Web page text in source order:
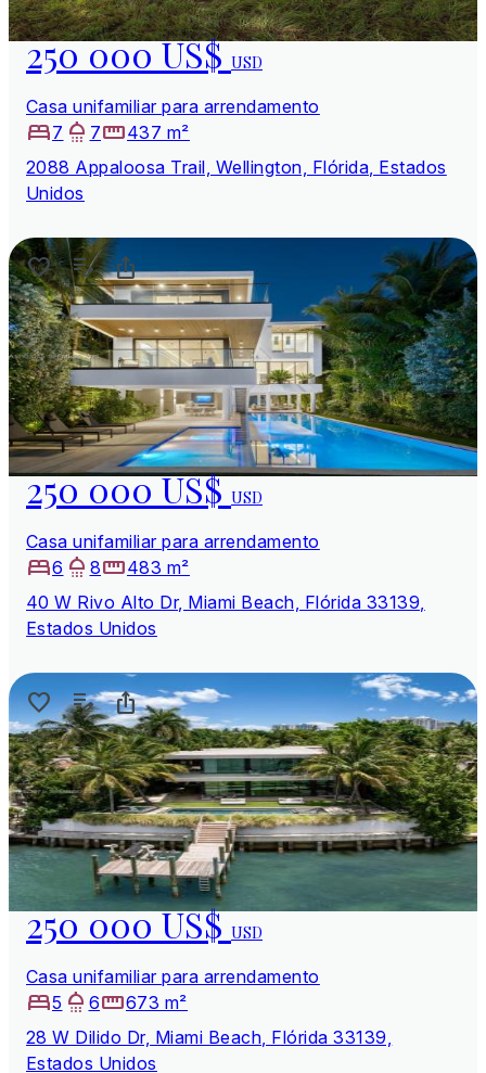
250 000 US$USD
Casa unifamiliar para arrendamento
7
7
437 m²
2088 Appaloosa Trail, Wellington, Flórida, Estados
Unidos
250 000 US$USD
Casa unifamiliar para arrendamento
6
8
483 m²
40 W Rivo Alto Dr, Miami Beach, Flórida 33139,
Estados Unidos
250 000 US$USD
Casa unifamiliar para arrendamento
5
6
673 m²
28 W Dilido Dr, Miami Beach, Flórida 33139,
Estados Unidos